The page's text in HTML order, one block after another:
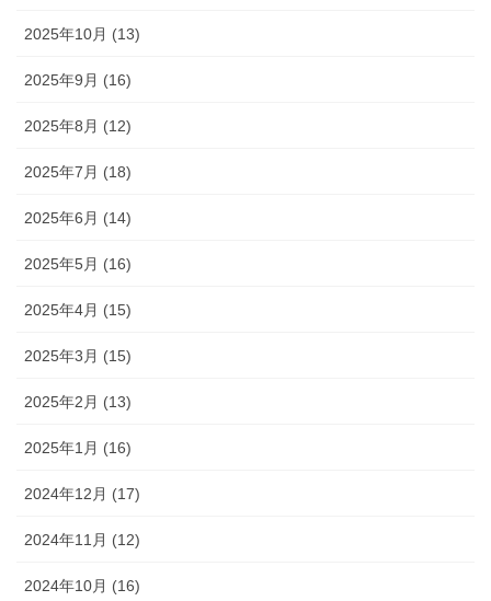
2025年10月 (13)
2025年9月 (16)
2025年8月 (12)
2025年7月 (18)
2025年6月 (14)
2025年5月 (16)
2025年4月 (15)
2025年3月 (15)
2025年2月 (13)
2025年1月 (16)
2024年12月 (17)
2024年11月 (12)
2024年10月 (16)